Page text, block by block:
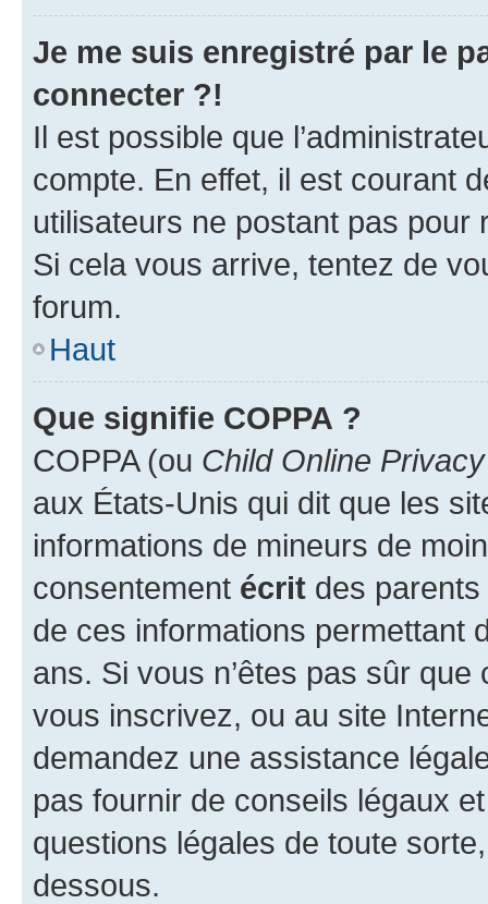
Je me suis enregistré par le
connecter ?!
Il est possible que
compte. En effet, il est courant
utilisateurs ne postant pas pour
Si cela vous arrive, tentez de
forum.
Haut
Que signifie COPPA ?
COPPA (ou Child Online
aux États-Unis qui dit que les
informations de mineurs de
consentement écrit des parents
de ces informations permettant
ans. Si vous n’êtes pas sûr
vous inscrivez, ou au site
demandez une assistance
pas fournir de conseils légaux
questions légales de toute
dessous.